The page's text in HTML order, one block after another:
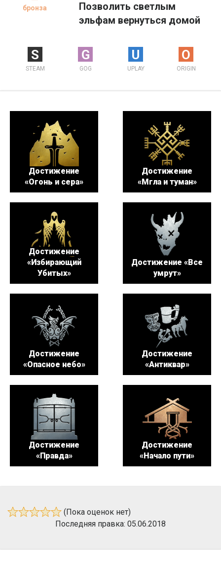
бронза
Позволить светлым
эльфам вернуться домой
S
STEAM
G
GOG
U
UPLAY
O
ORIGIN
Достижение
«Огонь и сера»
Достижение
«Мгла и туман»
Достижение
«Избирающий
Убитых»
Достижение «Все
умрут»
Достижение
«Опасное небо»
Достижение
«Антиквар»
Достижение
«Правда»
Достижение
«Начало пути»
(Пока оценок нет)
Последняя правка: 05.06.2018